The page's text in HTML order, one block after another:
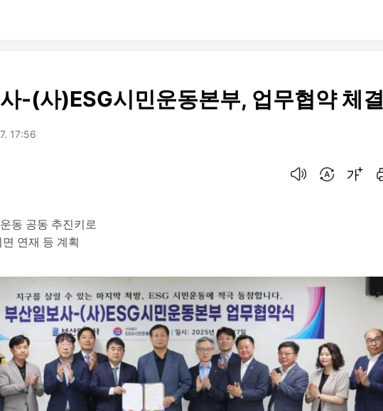
-(사)ESG시민운동본부, 업무협약 체결
17:56
동 공동 추진키로
면 연재 등 계획